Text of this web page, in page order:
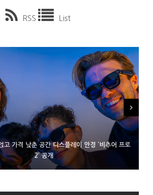
RSS List
고 가격 낮춘 공간 디스플레이 안경 ‘비추어 프로
2’ 공개
억달러어치 아이폰18 프로세서 패키징 대기 중
달러 반지형 스피커 준비하는 오픈AI